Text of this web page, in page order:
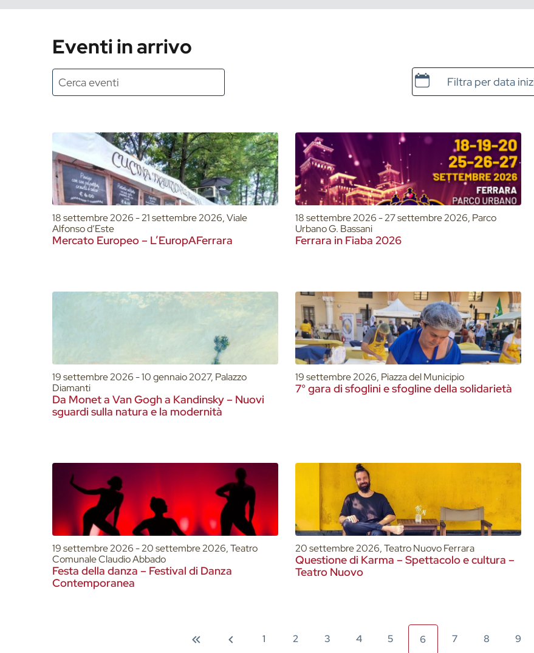
Eventi in arrivo
Data e ora di inizio
18 settembre 2026 - 21 settembre 2026, Viale
Alfonso d’Este
Mercato Europeo – L’EuropAFerrara
18 settembre 2026 - 27 settembre 2026, Parco
Urbano G. Bassani
Ferrara in Fiaba 2026
19 settembre 2026 - 10 gennaio 2027, Palazzo
Diamanti
Da Monet a Van Gogh a Kandinsky – Nuovi
sguardi sulla natura e la modernità
19 settembre 2026, Piazza del Municipio
7° gara di sfoglini e sfogline della solidarietà
19 settembre 2026 - 20 settembre 2026, Teatro
Comunale Claudio Abbado
Festa della danza – Festival di Danza
Contemporanea
20 settembre 2026, Teatro Nuovo Ferrara
Questione di Karma – Spettacolo e cultura –
Teatro Nuovo
1 2 3 4 5 6 7 8 9